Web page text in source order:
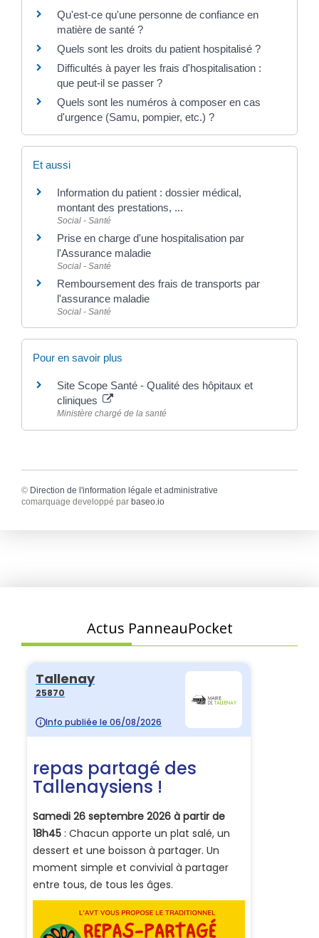
Qu'est-ce qu'une personne de confiance en
matière de santé ?
Quels sont les droits du patient hospitalisé ?
Difficultés à payer les frais d'hospitalisation :
que peut-il se passer ?
Quels sont les numéros à composer en cas
d'urgence (Samu, pompier, etc.) ?
Et aussi
Information du patient : dossier médical,
montant des prestations, ...
Social - Santé
Prise en charge d'une hospitalisation par
l'Assurance maladie
Social - Santé
Remboursement des frais de transports par
l'assurance maladie
Social - Santé
Pour en savoir plus
Site Scope Santé - Qualité des hôpitaux et
cliniques
Ministère chargé de la santé
© Direction de l'information légale et administrative
comarquage developpé par baseo.io
Actus PanneauPocket